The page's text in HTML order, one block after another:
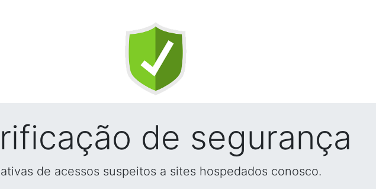
de segurança
de acessos suspeitos a sites hospedados conosco.